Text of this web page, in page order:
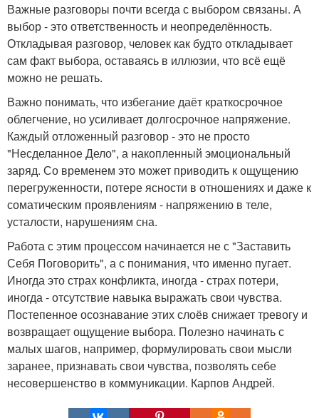
Важные разговоры почти всегда с выбором связаны. А
выбор - это ответственность и неопределённость.
Откладывая разговор, человек как будто откладывает
сам факт выбора, оставаясь в иллюзии, что всё ещё
можно не решать.
Важно понимать, что избегание даёт краткосрочное
облегчение, но усиливает долгосрочное напряжение.
Каждый отложенный разговор - это не просто
"Несделанное Дело", а накопленный эмоциональный
заряд. Со временем это может приводить к ощущению
перегруженности, потере ясности в отношениях и даже к
соматическим проявлениям - напряжению в теле,
усталости, нарушениям сна.
Работа с этим процессом начинается не с "Заставить
Себя Поговорить", а с понимания, что именно пугает.
Иногда это страх конфликта, иногда - страх потери,
иногда - отсутствие навыка выражать свои чувства.
Постепенное осознавание этих слоёв снижает тревогу и
возвращает ощущение выбора. Полезно начинать с
малых шагов, например, формулировать свои мысли
заранее, признавать свои чувства, позволять себе
несовершенство в коммуникации. Карпов Андрей.